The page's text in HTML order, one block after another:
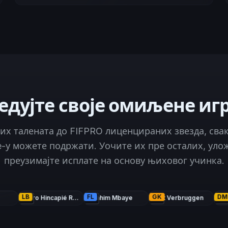
своје омиљене
талената до FIFPRO лиценцираних звезда,
у можете подржати. Уочите их пре осталих,
преузимајте исплате на основу њиховог учинка.
Piero Hincapié Reyna 88
FL
Ibrahim Mbaye 89
GK
Bart Verbruggen 97
DMC Vítor Machado Ferreira